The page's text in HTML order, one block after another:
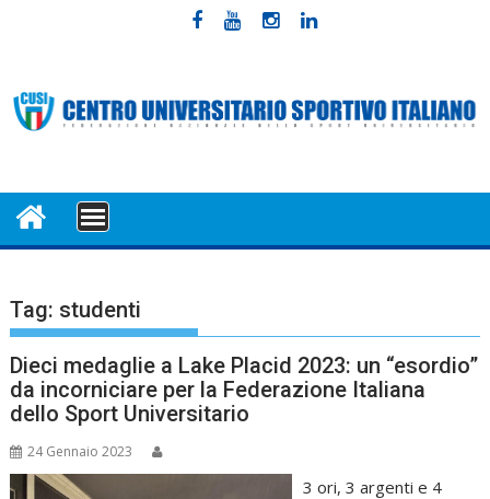
MENU
Tag: studenti
Dieci medaglie a Lake Placid 2023: un “esordio”
da incorniciare per la Federazione Italiana
dello Sport Universitario
24 Gennaio 2023
3 ori, 3 argenti e 4